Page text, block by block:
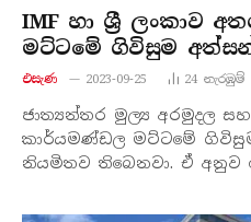
IMF හා ශ්‍රී ලංකාව
මට්ටමේ ගිවිසුම
එසැණ 2023-09-25 24 නැරඹු​ම්
ජාත්‍යන්තර මුල්‍ය අරමුදල සහ
කාර්යමණ්ඩල මට්ටමේ
නියමිතව තිබෙනවා. ඒ අනුව